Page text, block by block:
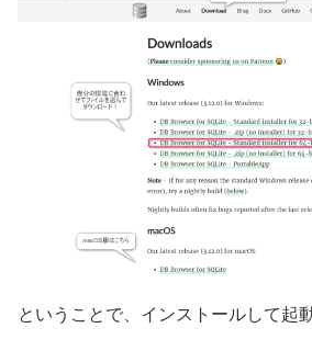
ということで、インストールして起